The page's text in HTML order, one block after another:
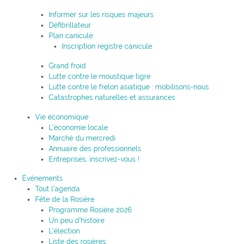
Informer sur les risques majeurs
Défibrillateur
Plan canicule
Inscription registre canicule
Grand froid
Lutte contre le moustique tigre
Lutte contre le frelon asiatique : mobilisons-nous
Catastrophes naturelles et assurances
Vie économique
L’économie locale
Marché du mercredi
Annuaire des professionnels
Entreprises, inscrivez-vous !
Événements
Tout l’agenda
Fête de la Rosière
Programme Rosière 2026
Un peu d’histoire
L’élection
Liste des rosières